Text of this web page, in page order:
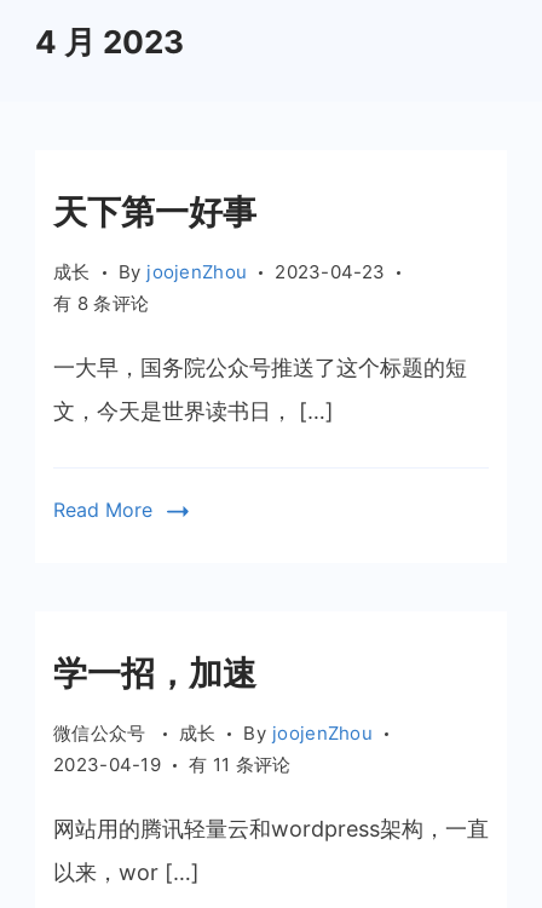
4 月 2023
天下第一好事
成长 By joojenZhou
2023-04-23
天
第
一
好
有 8 条评论
一大早，国务院公众号推送了这个标题的短
文，今天是世界读书日， […]
Read More
学一招，加速
微信公众号 成长 By joojenZhou
2023-04-19
学
招，
加
速
有 11 条评论
网站用的腾讯轻量云和wordpress架构，一直
以来，wor […]